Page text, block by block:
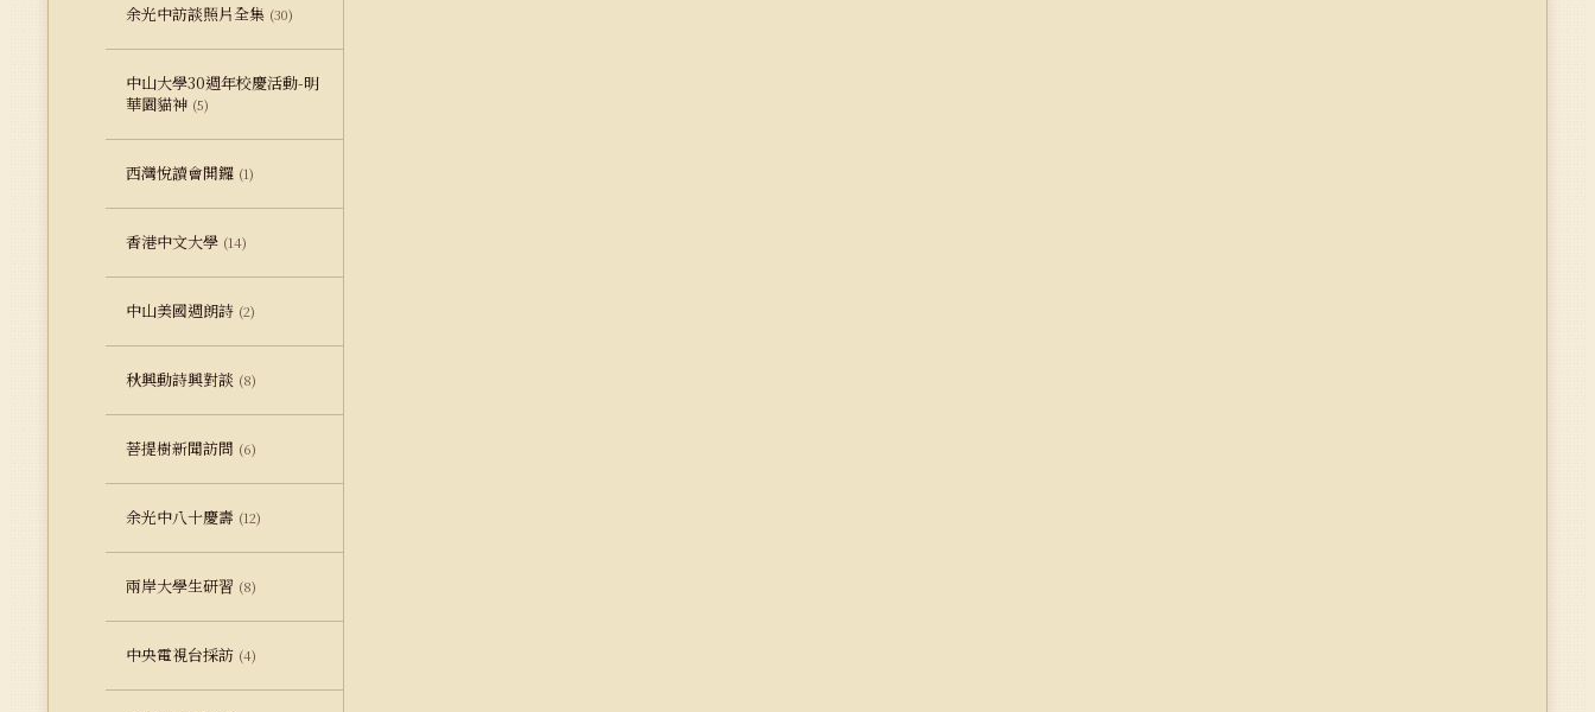
余光中訪談照片全集 (30)
中山大學30週年校慶活動-明
華園貓神 (5)
西灣悅讀會開鑼 (1)
香港中文大學 (14)
中山美國週朗詩 (2)
秋興動詩興對談 (8)
菩提樹新聞訪問 (6)
余光中八十慶壽 (12)
兩岸大學生研習 (8)
中央電視台採訪 (4)